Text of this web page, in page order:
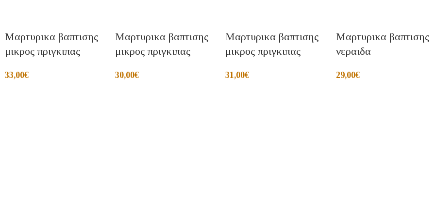
Μαρτυρικα βαπτισης
μικρος πριγκιπας
33,00€
Μαρτυρικα βαπτισης
μικρος πριγκιπας
30,00€
Μαρτυρικα βαπτισης
μικρος πριγκιπας
31,00€
Μαρτυρικα βαπτισης
νεραιδα
29,00€